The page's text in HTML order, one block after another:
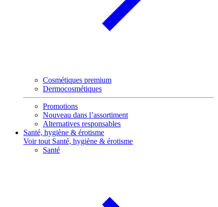
Cosmétiques premium
Dermocosmétiques
Promotions
Nouveau dans l’assortiment
Alternatives responsables
Santé, hygiène & érotisme
Voir tout Santé, hygiène & érotisme
Santé